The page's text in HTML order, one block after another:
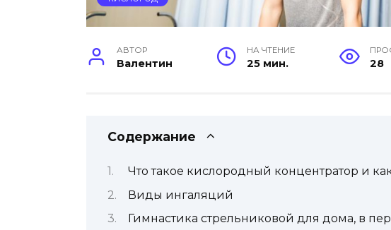
АВТОР
Валентин
НА ЧТЕНИЕ
25 мин. 28
Содержание
Что такое кислородный концентратор и
Виды ингаляций
Гимнастика стрельниковой для дома, в